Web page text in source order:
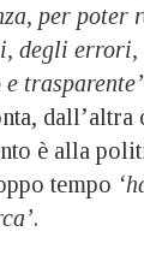
per poter
degli
dall’altra
è alla
tempo
.